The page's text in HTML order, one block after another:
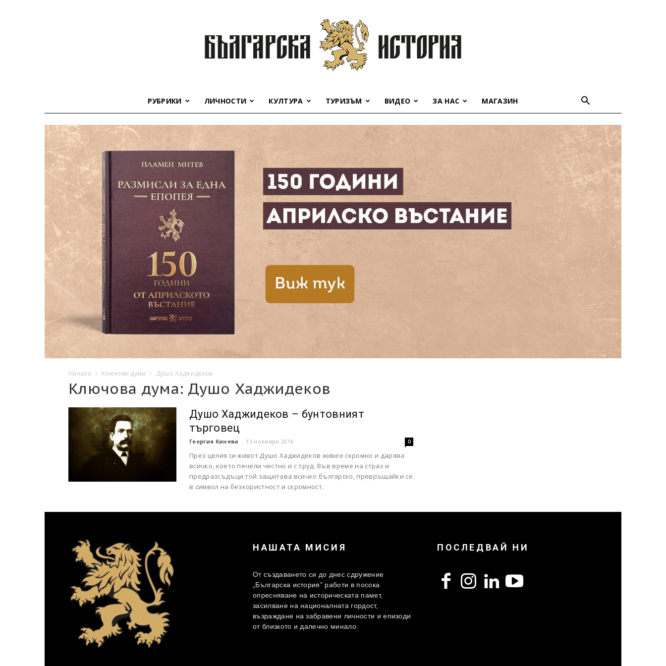
история
РУБРИКИ ЛИЧНОСТИ КУЛТУРА ТУРИЗЪМ ВИДЕО ЗА НАС МАГАЗИН
Начало Ключови думи Душо Хаджидеков
Ключова дума: Душо Хаджидеков
Душо Хаджидеков – бунтовният
търговец
Георгия Кинева - 15 ноември 2016 0
През целия си живот Душо Хаджидеков живее скромно и дарява
всичко, което печели честно и с труд. Във време на страх и
предразсъдъци той защитава всичко българско, превръщайки се
в символ на безкористност и скромност.
НАШАТА МИСИЯ
От създаването си до днес сдружение
„Българска история” работи в посока
опресняване на историческата памет,
засилване на националната гордост,
възраждане на забравени личности и епизоди
от близкото и далечно минало.
ПОСЛЕДВАЙ НИ